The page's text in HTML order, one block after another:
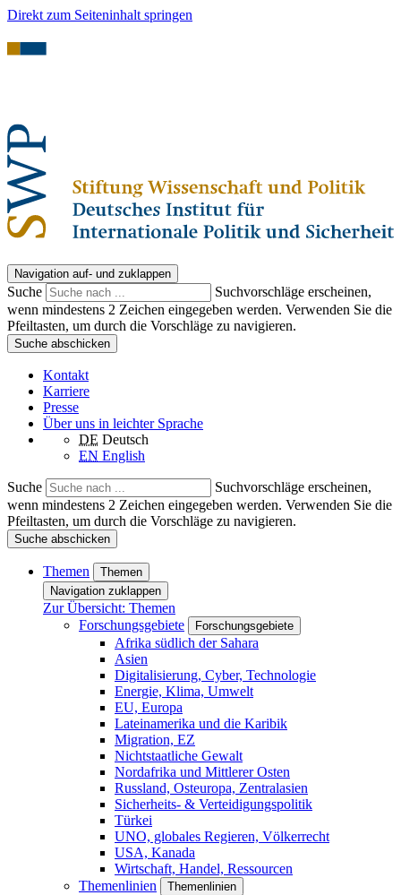
Direkt zum Seiteninhalt springen
Navigation auf- und zuklappen
Suche
Suchvorschläge erscheinen,
wenn mindestens 2 Zeichen eingegeben werden. Verwenden Sie die
Pfeiltasten, um durch die Vorschläge zu navigieren.
Suche abschicken
Kontakt
Karriere
Presse
Über uns in leichter Sprache
DE Deutsch
EN English
Suche
Suchvorschläge erscheinen,
wenn mindestens 2 Zeichen eingegeben werden. Verwenden Sie die
Pfeiltasten, um durch die Vorschläge zu navigieren.
Suche abschicken
Themen
Themen
Navigation zuklappen
Zur Übersicht: Themen
Forschungsgebiete
Forschungsgebiete
Afrika südlich der Sahara
Asien
Digitalisierung, Cyber, Technologie
Energie, Klima, Umwelt
EU, Europa
Lateinamerika und die Karibik
Migration, EZ
Nichtstaatliche Gewalt
Nordafrika und Mittlerer Osten
Russland, Osteuropa, Zentralasien
Sicherheits- & Verteidigungspolitik
Türkei
UNO, globales Regieren, Völkerrecht
USA, Kanada
Wirtschaft, Handel, Ressourcen
Themenlinien
Themenlinien